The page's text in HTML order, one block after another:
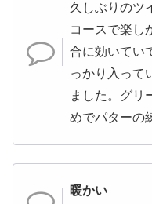
久しぶりのツ
コースで楽し
合に効いてい
っかり入って
ました。グリ
めでパターの
暖かい